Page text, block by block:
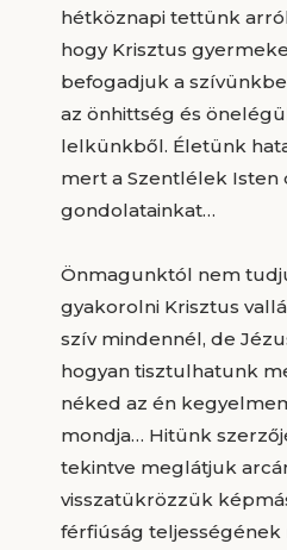
hétköznapi tettünk
hogy Krisztus
befogadjuk a
az önhittség és
lelkünkből. Életünk
mert a Szentlélek Isten
gondolatainkat…
Önmagunktól nem
gyakorolni Krisztus
szív mindennél, de
hogyan tisztulhatunk
néked az én
mondja… Hitünk
tekintve meglátjuk
visszatükrözzük
férfiúság